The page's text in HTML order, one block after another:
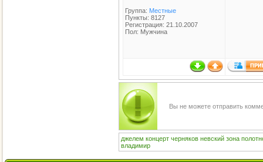
Группа: Местные
Пункты: 8127
Регистрация: 21.10.2007
Пол: Мужчина
Вы не можете отправить
джелем концерт черняков невский зона
владимир